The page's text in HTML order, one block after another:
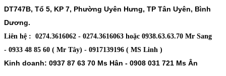
DT747B, Tổ 5, KP 7, Phường Uyên Hưng, TP Tân Uyên, Bình
Dương.
Liên hệ : 0274.3616062 - 0274.3616063 hoặc 0938.63.63.70 Mr Sang
- 0933 48 85 60 ( Mr Tây) - 0917139196 ( MS Linh )
Kinh doanh: 0937 87 63 70 Ms Hân - 0908 031 721 Ms Ân